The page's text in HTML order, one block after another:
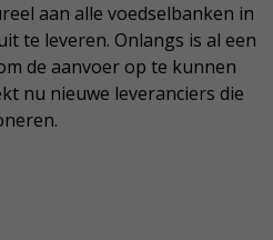
aan alle voedselbanken in
te leveren. Onlangs is al een
de aanvoer op te kunnen
nu nieuwe leveranciers die